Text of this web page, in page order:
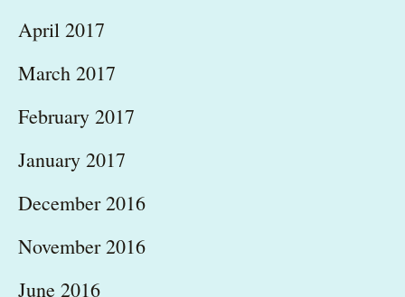
April 2017
March 2017
February 2017
January 2017
December 2016
November 2016
June 2016